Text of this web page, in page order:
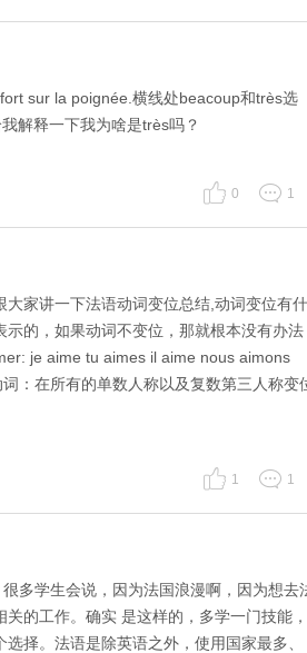
sur la poignée.横线处beacoup和très选
解释一下我为啥是très吗？
0 1
大家讲一下法语动词变位总结,动词变位有什
的，如果动词不变位，那就根本没有办法
je aime tu aimes il aime nous aimons
：在所有的单数人称以及复数第三人称变
1 1
多学生会说，因为法国浪漫啊，因为想去
的工作。确实 是这样的，多学一门技能，
择。法语是除英语之外，使用国家最多、